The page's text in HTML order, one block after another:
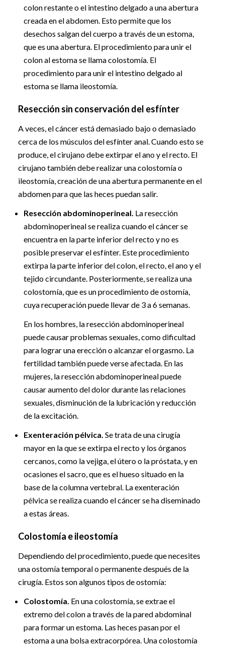
colon restante o el intestino delgado a una abertura
creada en el abdomen. Esto permite que los
desechos salgan del cuerpo a través de un estoma,
que es una abertura. El procedimiento para unir el
colon al estoma se llama colostomía. El
procedimiento para unir el intestino delgado al
estoma se llama ileostomía.
Resección sin conservación del esfínter
A veces, el cáncer está demasiado bajo o demasiado
cerca de los músculos del esfínter anal. Cuando esto se
produce, el cirujano debe extirpar el ano y el recto. El
cirujano también debe realizar una colostomía o
ileostomía, creación de una abertura permanente en el
abdomen para que las heces puedan salir.
Resección abdominoperineal. La resección
abdominoperineal se realiza cuando el cáncer se
encuentra en la parte inferior del recto y no es
posible preservar el esfínter. Este procedimiento
extirpa la parte inferior del colon, el recto, el ano y el
tejido circundante. Posteriormente, se realiza una
colostomía, que es un procedimiento de ostomía,
cuya recuperación puede llevar de 3 a 6 semanas.
En los hombres, la resección abdominoperineal
puede causar problemas sexuales, como dificultad
para lograr una erección o alcanzar el orgasmo. La
fertilidad también puede verse afectada. En las
mujeres, la resección abdominoperineal puede
causar aumento del dolor durante las relaciones
sexuales, disminución de la lubricación y reducción
de la excitación.
Exenteración pélvica. Se trata de una cirugía
mayor en la que se extirpa el recto y los órganos
cercanos, como la vejiga, el útero o la próstata, y en
ocasiones el sacro, que es el hueso situado en la
base de la columna vertebral. La exenteración
pélvica se realiza cuando el cáncer se ha diseminado
a estas áreas.
Colostomía e ileostomía
Dependiendo del procedimiento, puede que necesites
una ostomía temporal o permanente después de la
cirugía. Estos son algunos tipos de ostomía:
Colostomía. En una colostomía, se extrae el
extremo del colon a través de la pared abdominal
para formar un estoma. Las heces pasan por el
estoma a una bolsa extracorpórea. Una colostomía